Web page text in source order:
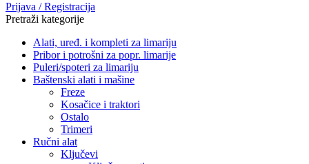
Prijava / Registracija
Pretraži kategorije
Alati, uređ. i kompleti za limariju
Pribor i potrošni za popr. limarije
Puleri/spoteri za limariju
Baštenski alati i mašine
Freze
Kosačice i traktori
Ostalo
Trimeri
Ručni alat
Ključevi